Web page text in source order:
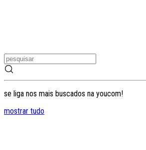
se liga nos mais buscados na youcom!
mostrar tudo